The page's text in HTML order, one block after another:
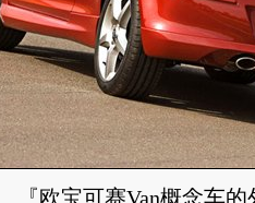
『欧宝可赛Van概念车